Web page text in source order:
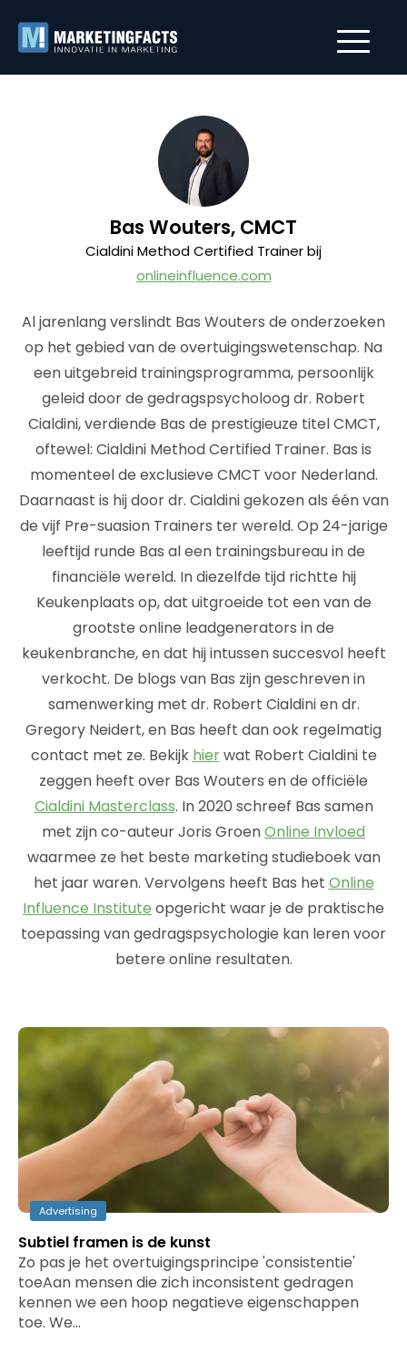
Bas Wouters, CMCT
Cialdini Method Certified Trainer bij
onlineinfluence.com
Al jarenlang verslindt Bas Wouters de onderzoeken
op het gebied van de overtuigingswetenschap. Na
een uitgebreid trainingsprogramma, persoonlijk
geleid door de gedragspsycholoog dr. Robert
Cialdini, verdiende Bas de prestigieuze titel CMCT,
oftewel: Cialdini Method Certified Trainer. Bas is
momenteel de exclusieve CMCT voor Nederland.
Daarnaast is hij door dr. Cialdini gekozen als één van
de vijf Pre-suasion Trainers ter wereld. Op 24-jarige
leeftijd runde Bas al een trainingsbureau in de
financiële wereld. In diezelfde tijd richtte hij
Keukenplaats op, dat uitgroeide tot een van de
grootste online leadgenerators in de
keukenbranche, en dat hij intussen succesvol heeft
verkocht. De blogs van Bas zijn geschreven in
samenwerking met dr. Robert Cialdini en dr.
Gregory Neidert, en Bas heeft dan ook regelmatig
contact met ze. Bekijk hierwat Robert Cialdini te
zeggen heeft over Bas Wouters en de officiële
Cialdini Masterclass. In 2020 schreef Bas samen
met zijn co-auteur Joris GroenOnline Invloed
waarmee ze het beste marketing studieboek van
het jaar waren. Vervolgens heeft Bas het Online
Influence Institute opgericht waar je de praktische
toepassing van gedragspsychologie kan leren voor
betere online resultaten.
Advertising
Subtiel framen is de kunst
Zo pas je het overtuigingsprincipe 'consistentie'
toeAan mensen die zich inconsistent gedragen
kennen we een hoop negatieve eigenschappen
toe. We…